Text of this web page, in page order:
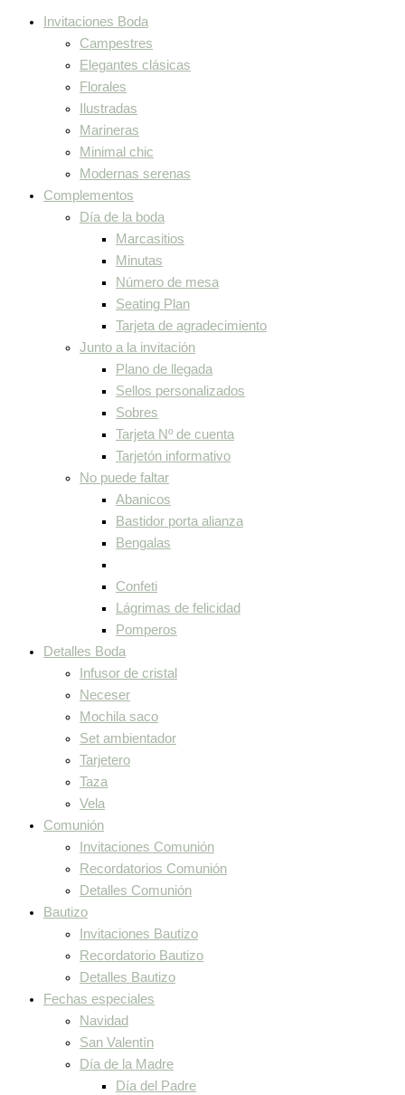
Invitaciones Boda
Campestres
Elegantes clásicas
Florales
Ilustradas
Marineras
Minimal chic
Modernas serenas
Complementos
Día de la boda
Marcasitios
Minutas
Número de mesa
Seating Plan
Tarjeta de agradecimiento
Junto a la invitación
Plano de llegada
Sellos personalizados
Sobres
Tarjeta Nº de cuenta
Tarjetón informativo
No puede faltar
Abanicos
Bastidor porta alianza
Bengalas
Confeti
Lágrimas de felicidad
Pomperos
Detalles Boda
Infusor de cristal
Neceser
Mochila saco
Set ambientador
Tarjetero
Taza
Vela
Comunión
Invitaciones Comunión
Recordatorios Comunión
Detalles Comunión
Bautizo
Invitaciones Bautizo
Recordatorio Bautizo
Detalles Bautizo
Fechas especiales
Navidad
San Valentín
Día de la Madre
Día del Padre